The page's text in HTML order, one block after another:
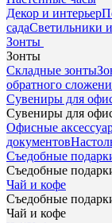
Декор и интерьер
садаСветильники
Зонты
Зонты
Складные зонты
обратного
Сувениры для
Сувениры для
Офисные
документов
Съедобные
Съедобные
Чай и кофе
Съедобные
Чай и кофе